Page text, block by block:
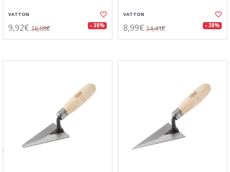
VATTON
9,92€ 16,08€ - 38%
VATTON
8,99€ 14,41€ - 38%